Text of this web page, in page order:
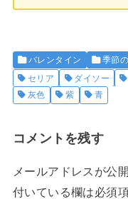
バレンタイン
季節
セリア
ダイソー
灰色
紫 青
コメントを残す
メールアドレスが公
付いている欄は必須